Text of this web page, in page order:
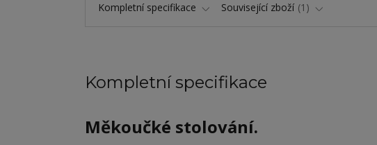
Kompletní specifikace Související zboží 1
Kompletní specifikace
Měkoučké stolování.